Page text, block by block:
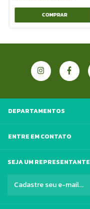
COMPRAR
DEPARTAMENTOS
ENTRE EM CONTATO
SEJA UM REPRESENTANTE